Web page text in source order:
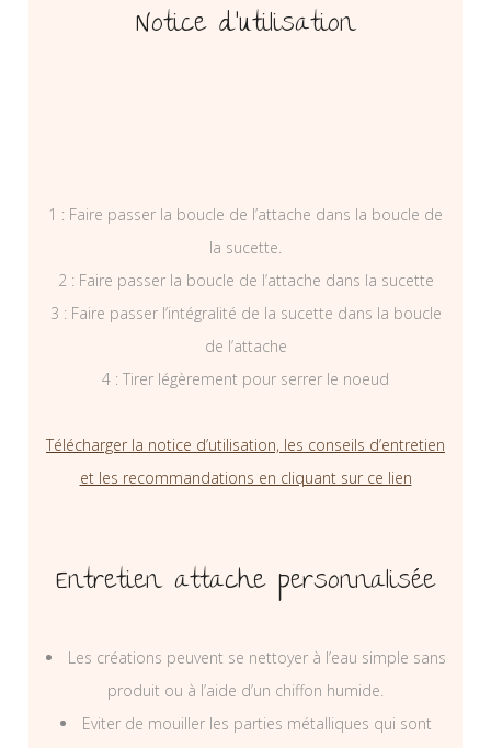
Notice d’utilisation
1 : Faire passer la boucle de l’attache dans la boucle de
la sucette.
2 : Faire passer la boucle de l’attache dans la sucette
3 : Faire passer l’intégralité de la sucette dans la boucle
de l’attache
4 : Tirer légèrement pour serrer le noeud
Télécharger la notice d’utilisation, les conseils d’entretien
et les recommandations en cliquant sur ce lien
Entretien attache personnalisée
Les créations peuvent se nettoyer à l’eau simple sans
produit ou à l’aide d’un chiffon humide.
Eviter de mouiller les parties métalliques qui sont